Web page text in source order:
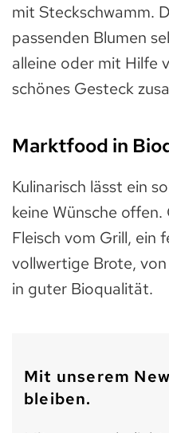
mit Steckschwamm.
passenden Blumen
alleine oder mit Hilfe
schönes Gesteck
Marktfood in
Kulinarisch lässt ein
keine Wünsche
Fleisch vom Grill, ein
vollwertige Brote,
in guter
Mit unserem
bleiben.